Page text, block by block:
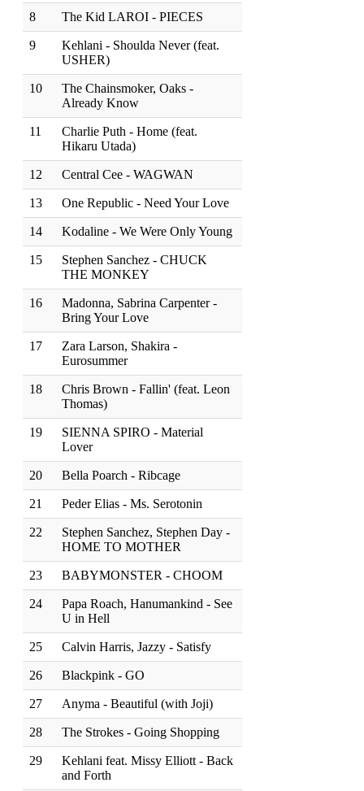
8 The Kid LAROI - PIECES
9
Kehlani - Shoulda Never (feat.
USHER)
10
The Chainsmoker, Oaks -
Already Know
11
Charlie Puth - Home (feat.
Hikaru Utada)
12 Central Cee - WAGWAN
13 One Republic - Need Your Love
14 Kodaline - We Were Only Young
15
Stephen Sanchez - CHUCK
THE MONKEY
16
Madonna, Sabrina Carpenter -
Bring Your Love
17
Zara Larson, Shakira -
Eurosummer
18
Chris Brown - Fallin' (feat. Leon
Thomas)
19
SIENNA SPIRO - Material
Lover
20 Bella Poarch - Ribcage
21 Peder Elias - Ms. Serotonin
22
Stephen Sanchez, Stephen Day -
HOME TO MOTHER
23 BABYMONSTER - CHOOM
24
Papa Roach, Hanumankind - See
U in Hell
25 ⁠Calvin Harris, Jazzy - Satisfy
26 Blackpink - GO
27 Anyma - Beautiful (with Joji)
28 The Strokes - Going Shopping
29
Kehlani feat. Missy Elliott - Back
and Forth